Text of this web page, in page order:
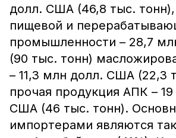
долл. США (46,8 тыс.
пищевой и
промышленности – 28,7
(90 тыс. тонн)
– 11,3 млн долл. США (22,3
прочая продукция АПК –
США (46 тыс. тонн).
импортерами являются